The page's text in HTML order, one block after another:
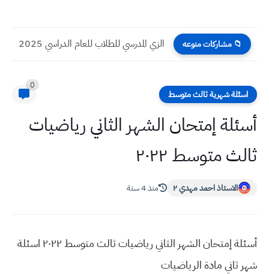
📁 مشاركات منوعه الزي المدرسي للطلاب للعام الدراسي 2025
اسئلة شهرية ثالث متوسط
0
أسئلة إمتحان الشهر الثاني رياضيات
ثالث متوسط ٢٠٢٢
الاستاذ احمد مهدي ٢ منذ 4 سنة
أسئلة إمتحان الشهر الثاني رياضيات ثالث متوسط ٢٠٢٢ اسئلة
شهر ثاني مادة الرياضيات